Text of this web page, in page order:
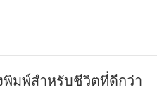
พิมพ์สำหรับชีวิตที่ดีกว่า